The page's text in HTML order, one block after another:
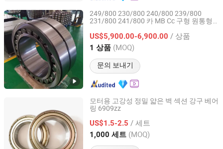
249/800 230/800 240/800 239/800
231/800 241/800 카 MB Cc 구형 원통형
황동 강철 케이지
US$5,900.00-6,900.00 / 상품
1 상품 (MOQ)
문의 보내기
LUOYANG WEIKE TRANSMISSION EQUIPMENT CO., LTD.
Henan, China 이후 2021
모터용 고강성 정밀 얇은 벽 섹션 강구 베어
링 6909zz
US$1.5-2.5 / 세트
1,000 세트 (MOQ)
Qingdao Jiade Bearing Co., Ltd.
Shandong, China 이후 2026